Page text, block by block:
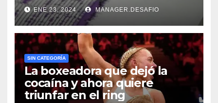
ENE 23, 2024 MANAGER.DESAFIO
SIN CATEGORÍA
La boxeadora que dejó la
cocaína y ahora quiere
triunfar en el ring​